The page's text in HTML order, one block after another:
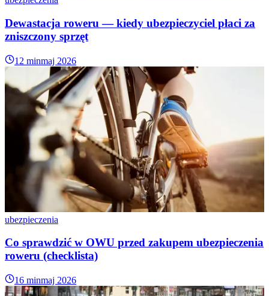
Dewastacja roweru — kiedy ubezpieczyciel płaci za
zniszczony sprzęt
12 minmaj 2026
ubezpieczenia
Co sprawdzić w OWU przed zakupem ubezpieczenia
roweru (checklista)
16 minmaj 2026